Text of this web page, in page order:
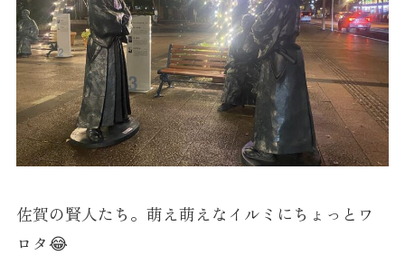
佐賀の賢人たち。萌え萌えなイルミにちょっとワ
ロタ😂